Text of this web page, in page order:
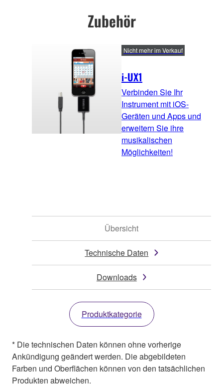
Zubehör
i-UX1
Nicht mehr im Verkauf
Verbinden Sie Ihr
Instrument mit iOS-
Geräten und Apps und
erweitern Sie ihre
musikalischen
Möglichkeiten!
Übersicht
Technische Daten
Downloads
Produktkategorie
* Die technischen Daten können ohne vorherige
Ankündigung geändert werden. Die abgebildeten
Farben und Oberflächen können von den tatsächlichen
Produkten abweichen.